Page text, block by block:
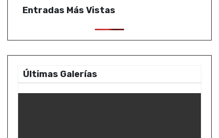
Entradas Más Vistas
Últimas Galerías